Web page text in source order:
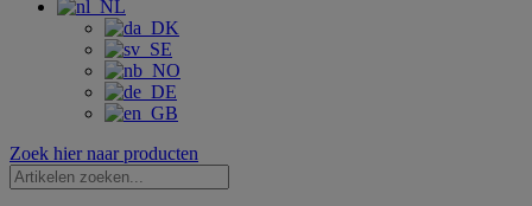
Zoek hier naar producten
Zoekopdracht
...